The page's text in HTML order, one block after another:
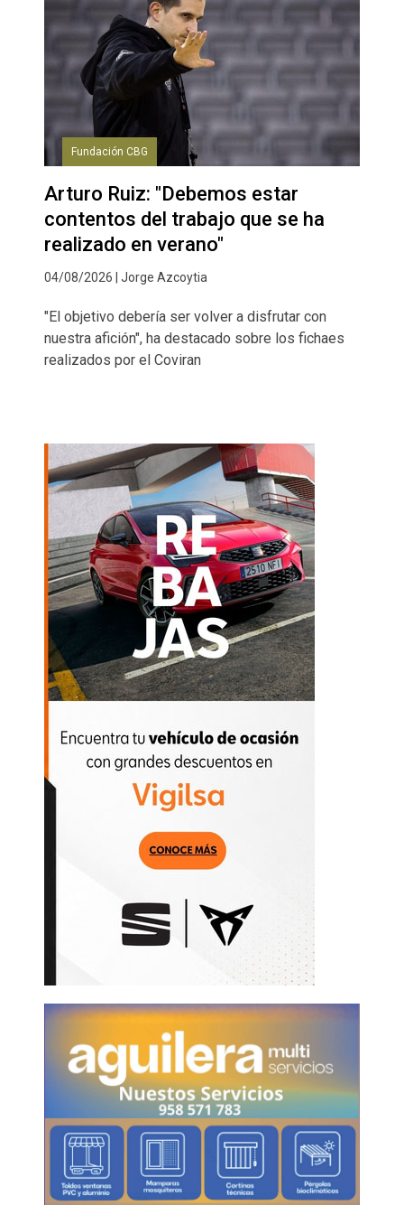
Fundación CBG
Arturo Ruiz: "Debemos estar
contentos del trabajo que se ha
realizado en verano"
04/08/2026 | Jorge Azcoytia
"El objetivo debería ser volver a disfrutar con
nuestra afición", ha destacado sobre los fichaes
realizados por el Coviran